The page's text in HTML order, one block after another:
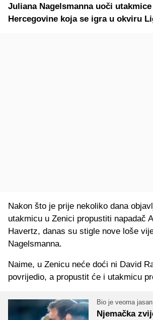
Juliana Nagelsmanna uoči
Hercegovine koja se igra u okviru
Nakon što je prije nekoliko dana
utakmicu u Zenici propustiti napadač
Havertz, danas su stigle nove loše
Nagelsmanna.
Naime, u Zenicu neće doći ni David
povrijedio, a propustit će i utakmicu
Bio je veoma jasan
Njemačka